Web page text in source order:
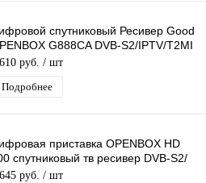
спутниковый Ресивер Good
G888CA DVB-S2/IPTV/T2MI
для карты,поддержка 3G модема
руб. / шт
Подробнее
приставка OPENBOX HD
спутниковый тв ресивер DVB-S2/
T2MI, CA, USB, 3G, GPRS
руб. / шт